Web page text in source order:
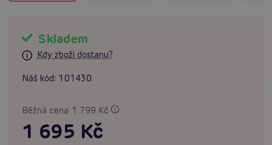
Skladem
Kdy zboží dostanu?
Náš kód: 101430
Běžná cena 1 799 Kč
1 695 Kč